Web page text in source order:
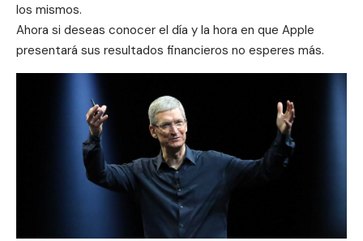
los mismos.
Ahora si deseas conocer el día y la hora en que Apple
presentará sus resultados financieros no esperes más.